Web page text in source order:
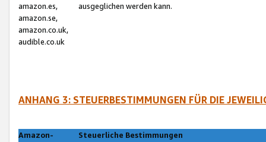
amazon.es,
amazon.se,
amazon.co.uk,
audible.co.uk
ausgeglichen werden kann.
ANHANG 3: STEUERBESTIMMUNGEN FÜR DIE
Amazon-
Steuerliche Bestimmungen